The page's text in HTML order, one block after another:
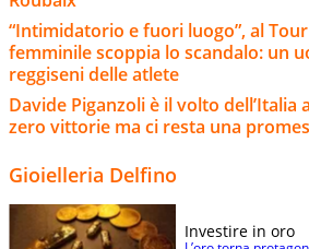
“Intimidatorio e fuori luogo”, al
femminile scoppia lo scandalo: un
reggiseni delle atlete
Davide Piganzoli è il volto dell’Italia
zero vittorie ma ci resta una
Gioielleria Delfino
Investire in oro